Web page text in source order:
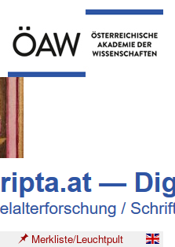
Merkliste/Leuchtpult